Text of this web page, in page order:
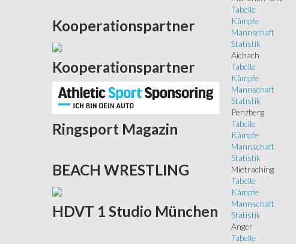
Tabelle
Kämpfe
Mannschaft
Statistik
Aichach
Tabelle
Kämpfe
Mannschaft
Statistik
Penzberg
Tabelle
Kämpfe
Mannschaft
Statistik
Mietraching
Tabelle
Kämpfe
Mannschaft
Statistik
Anger
Tabelle
Kooperationspartner
Kooperationspartner
Ringsport Magazin
BEACH WRESTLING
HDVT 1 Studio München